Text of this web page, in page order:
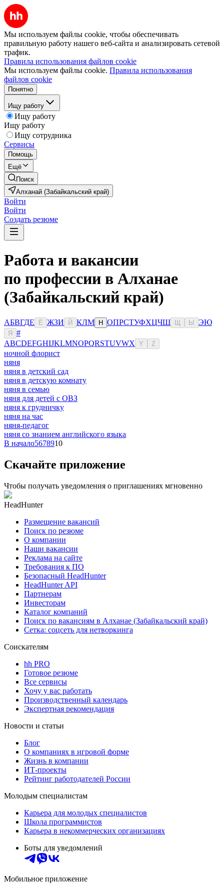
Мы используем файлы cookie, чтобы обеспечивать
правильную работу нашего веб-сайта и анализировать сетевой
трафик.
Правила использования файлов cookie
Мы используем файлы cookie. Правила использования
файлов cookie
Понятно
Ищу работу
Ищу работу
Ищу работу
Ищу сотрудника
Сервисы
Помощь
Ещё
Поиск
Алханай (Забайкальский край)
Войти
Войти
Создать резюме
Работа и вакансии
по профессии в Алханае
(Забайкальский край)
АБВГДЕ Ё ЖЗИ Й КЛМ Н ОПРСТУФХЦЧШ Ы ЭЮ
Я
#
ABCDEFGHIJKLMNOPQRSTUVWX Y Z
ночной флорист
няня
няня в детский сад
няня в детскую комнату
няня в семью
няня для детей с ОВЗ
няня к грудничку
няня на час
няня-педагог
няня со знанием английского языка
В начало5678910
Скачайте приложение
Чтобы получать уведомления о приглашениях мгновенно
HeadHunter
Размещение вакансий
Поиск по резюме
О компании
Наши вакансии
Реклама на сайте
Требования к ПО
Безопасный HeadHunter
HeadHunter API
Партнерам
Инвесторам
Каталог компаний
Поиск по вакансиям в Алханае (Забайкальский край)
Сетка: соцсеть для нетворкинга
Соискателям
hh PRO
Готовое резюме
Все сервисы
Хочу у вас работать
Производственный календарь
Экспертная рекомендация
Новости и статьи
Блог
О компаниях в игровой форме
Жизнь в компании
ИТ-проекты
Рейтинг работодателей России
Молодым специалистам
Карьера для молодых специалистов
Школа программистов
Карьера в некоммерческих организациях
Боты для уведомлений
Мобильное приложение